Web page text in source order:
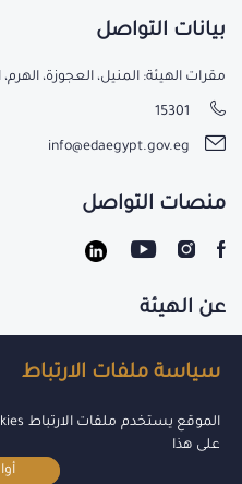
سياسة ملفات الارتباط
على هذا
عن الهيئة
بيانات التواصل
مقرات الهيئة: المنيل، العجوزة،
15301
info@edaegypt.gov.eg
منصات التواصل